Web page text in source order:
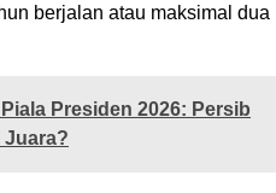
berjalan atau maksimal dua
Presiden 2026: Persib
Juara?